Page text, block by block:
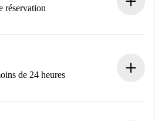
réservation
rien tant que le propriétaire
de 24 heures